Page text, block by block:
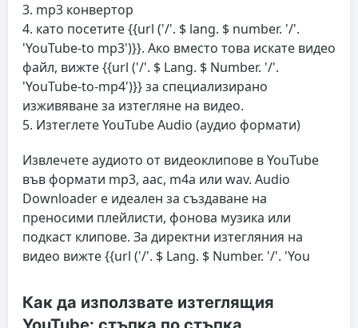
mp3 конвертор
като посетите {{url ('/'. $ lang. $ number. '/'.
'YouTube-to mp3')}}. Ако вместо това искате видео
файл, вижте {{url ('/'. $ Lang. $ Number. '/'.
'YouTube-to-mp4')}} за специализирано
изживяване за изтегляне на видео.
Изтеглете YouTube Audio (аудио формати)
Извлечете аудиото от видеоклипове в YouTube
във формати mp3, aac, m4a или wav. Audio
Downloader е идеален за създаване на
преносими плейлисти, фонова музика или
подкаст клипове. За директни изтегляния на
видео вижте {{url ('/'. $ Lang. $ Number. '/'. 'You
Как да използвате изтеглящия